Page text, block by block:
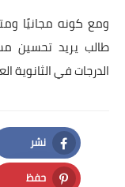
طالب يريد تحسين
الدرجات في الثانوية
نشر
Facebook
حفظ